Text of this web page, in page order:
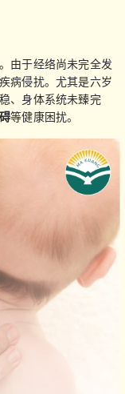
由于经络尚未完全发
病侵扰。尤其是六岁
、身体系统未臻完
等健康困扰。